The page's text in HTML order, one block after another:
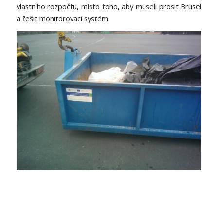
vlastního rozpočtu, místo toho, aby museli prosit Brusel
a řešit monitorovací systém.